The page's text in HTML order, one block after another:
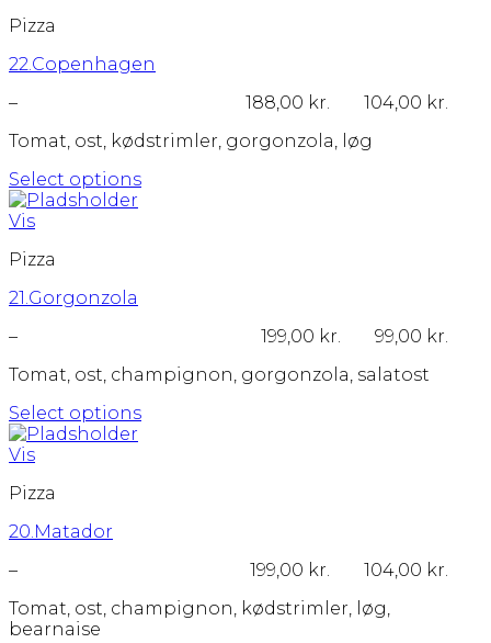
flere
Mulighederne
vælges
på
varesiden
Pizza
22.Copenhagen
104,00 kr.
– 188,00 kr.
Prisinterval:
til
Tomat, ost, kødstrimler, gorgonzola, løg
Select options
Dette
vare
flere
Mulighederne
vælges
på
varesiden
Vis
Pizza
21.Gorgonzola
99,00 kr.
– 199,00 kr.
Prisinterval:
til
Tomat, ost, champignon, gorgonzola, salatost
Select options
Dette
vare
flere
Mulighederne
vælges
på
varesiden
Vis
Pizza
20.Matador
104,00 kr.
– 199,00 kr.
Prisinterval:
til
199,00 kr.
Tomat, ost, champignon, kødstrimler, løg,
bearnaise